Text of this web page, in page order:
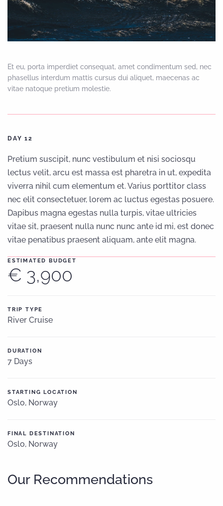
Et eu, porta imperdiet consequat, amet condimentum sed, nec
phasellus interdum mattis cursus dui aliquet, maecenas ac
vitae natoque pretium molestie.
DAY 12
Pretium suscipit, nunc vestibulum et nisi sociosqu
lectus velit, arcu est massa est pharetra in ut, expedita
viverra nihil cum elementum et. Varius porttitor class
nec elit consectetuer, lorem ac luctus egestas posuere.
Dapibus magna egestas nulla turpis, vitae ultricies
vitae sit, praesent nulla nunc nunc ante id mi, est donec
vitae penatibus praesent aliquam, ante elit magna.
ESTIMATED BUDGET
€ 3,900
TRIP TYPE
River Cruise
DURATION
7 Days
STARTING LOCATION
Oslo, Norway
FINAL DESTINATION
Oslo, Norway
Our Recommendations